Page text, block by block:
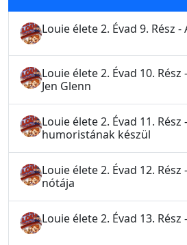
Louie élete 2. Évad 9. Rész -
Louie élete 2. Évad 10. Rész
Jen Glenn
Louie élete 2. Évad 11. Rész
humoristának készül
Louie élete 2. Évad 12.
nótája
Louie élete 2. Évad 13.